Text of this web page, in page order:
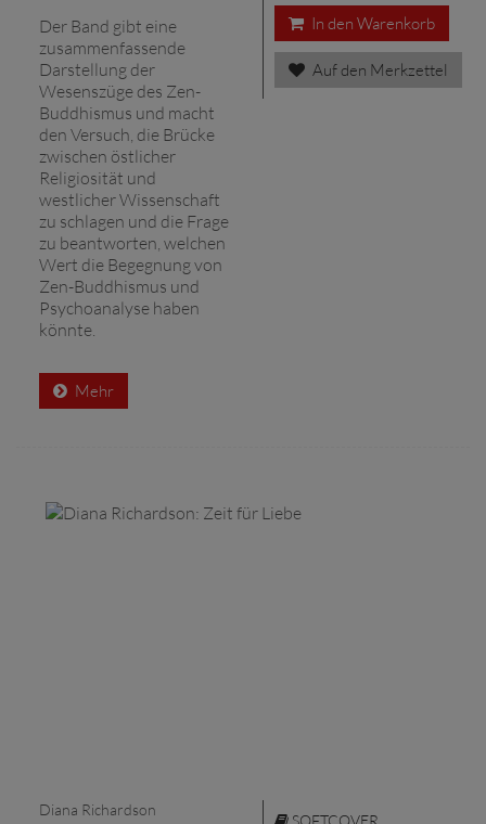
Der Band gibt eine
zusammenfassende
Darstellung der
Wesenszüge des Zen-
Buddhismus und macht
den Versuch, die Brücke
zwischen östlicher
Religiosität und
westlicher Wissenschaft
zu schlagen und die Frage
zu beantworten, welchen
Wert die Begegnung von
Zen-Buddhismus und
Psychoanalyse haben
könnte.
Mehr
In den Warenkorb
Auf den Merkzettel
Diana Richardson
SOFTCOVER